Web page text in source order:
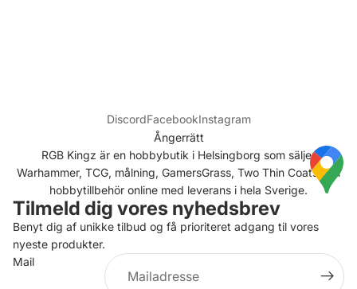
DiscordFacebookInstagram
Ångerrätt
RGB Kingz är en hobbybutik i Helsingborg som säljer
Warhammer, TCG, målning, GamersGrass, Two Thin Coats och
hobbytillbehör online med leverans i hela Sverige.
Tilmeld dig vores nyhedsbrev
Benyt dig af unikke tilbud og få prioriteret adgang til vores
nyeste produkter.
Mail